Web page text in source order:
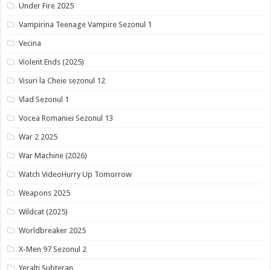
Under Fire 2025
Vampirina Teenage Vampire Sezonul 1
Vecina
Violent Ends (2025)
Visuri la Cheie sezonul 12
Vlad Sezonul 1
Vocea Romaniei Sezonul 13
War 2 2025
War Machine (2026)
Watch VideoHurry Up Tomorrow
Weapons 2025
Wildcat (2025)
Worldbreaker 2025
X-Men 97 Sezonul 2
Yeralti Subteran